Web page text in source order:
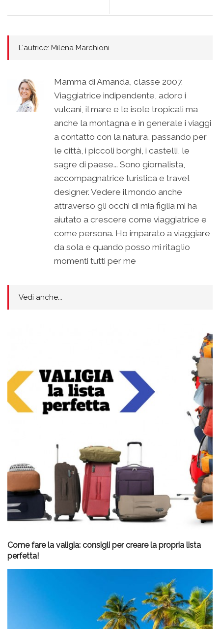
L'autrice: Milena Marchioni
Mamma di Amanda, classe 2007.
Viaggiatrice indipendente, adoro i
vulcani, il mare e le isole tropicali ma
anche la montagna e in generale i viaggi
a contatto con la natura, passando per
le città, i piccoli borghi, i castelli, le
sagre di paese... Sono giornalista,
accompagnatrice turistica e travel
designer. Vedere il mondo anche
attraverso gli occhi di mia figlia mi ha
aiutato a crescere come viaggiatrice e
come persona. Ho imparato a viaggiare
da sola e quando posso mi ritaglio
momenti tutti per me
Vedi anche...
Come fare la valigia: consigli per creare la propria lista
perfetta!